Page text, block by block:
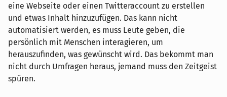
eine Webseite oder einen Twitteraccount zu erstellen
und etwas Inhalt hinzuzufügen. Das kann nicht
automatisiert werden, es muss Leute geben, die
persönlich mit Menschen interagieren, um
herauszufinden, was gewünscht wird. Das bekommt man
nicht durch Umfragen heraus, jemand muss den Zeitgeist
spüren.